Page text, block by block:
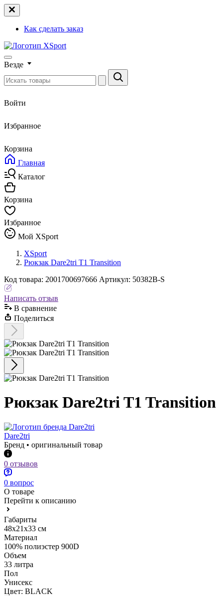
Как сделать заказ
Везде
Войти
Избранное
Корзина
Главная
Каталог
Корзина
Избранное
Мой XSport
XSport
Рюкзак Dare2tri T1 Transition
Код товара: 2001700697666 Артикул: 50382B-S
Написать отзыв
В сравнениe
Поделиться
Рюкзак Dare2tri T1 Transition
Dare2tri
Бренд • оригинальный товар
0 отзывов
0 вопрос
О товаре
Перейти к описанию
Габариты
48x21x33 см
Материал
100% полиэстер 900D
Объем
33 литра
Пол
Унисекс
Цвет: BLACK